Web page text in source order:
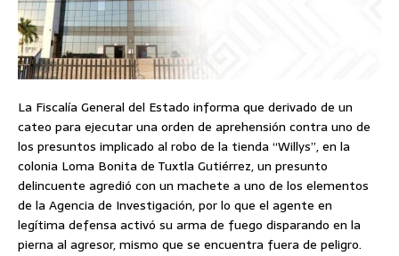
La Fiscalía General del Estado informa que derivado de un
cateo para ejecutar una orden de aprehensión contra uno de
los presuntos implicado al robo de la tienda “Willys”, en la
colonia Loma Bonita de Tuxtla Gutiérrez, un presunto
delincuente agredió con un machete a uno de los elementos
de la Agencia de Investigación, por lo que el agente en
legítima defensa activó su arma de fuego disparando en la
pierna al agresor, mismo que se encuentra fuera de peligro.